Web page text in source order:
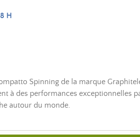
H
Spinning de la marque
à des performances exceptionnelles
autour du monde.